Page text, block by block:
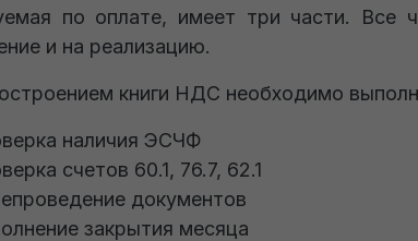
по оплате, имеет три части. Все
и на реализацию.
книги НДС необходимо
наличия ЭСЧФ
счетов 60.1, 76.7, 62.1
документов
закрытия месяца